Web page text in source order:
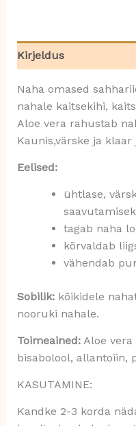
Kirjeldus
Naha omased
nahale kaitsekihi,
Aloe vera rahustab
Kaunis,värske ja klaar
Eelised:
ühtlase,
tagab naha
kõrvaldab
vähendab
Sobilik:kõikidele
nooruki nahale.
Toimeained:Aloe vera
bisabolool, allantoiin,
KASUTAMINE:
Kandke 2-3 korda